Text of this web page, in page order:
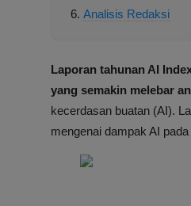
Analisis Redaksi
Laporan tahunan AI
yang semakin melebar
kecerdasan buatan (AI).
mengenai dampak AI